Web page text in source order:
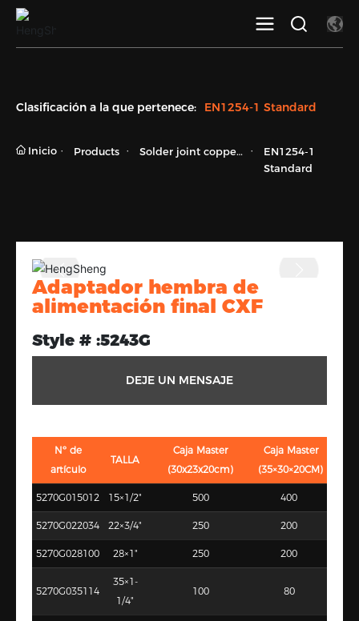
Clasificación a la que pertenece: EN1254-1 Standard
Inicio Products
Solder joint copper
EN1254-1
Standard
Adaptador hembra de
alimentación final CXF
Style # :5243G
DEJE UN MENSAJE
Nº de
artículo
TALLA
Caja Master
(30x23x20cm)
Caja Master
(35×30×20CM)
5270G015012 15×1/2" 500 400
5270G022034 22×3/4" 250 200
5270G028100 28×1" 250 200
5270G035114
35×1-
1/4"
100 80